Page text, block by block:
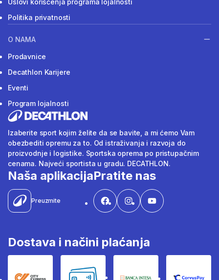
Uslovi korišćenja programa lojalnosti
Politika privatnosti
O NAMA
Prodavnice
Decathlon Karijere
Eventi
Program lojalnosti
Izaberite sport kojim želite da se bavite, a mi ćemo Vam
obezbediti opremu za to. Od istraživanja i razvoja do
proizvodnje i logistike. Sportska oprema po pristupačnim
cenama. Najveći sportista u gradu. DECATHLON.
Naša aplikacija
Preuzmite
Pratite nas
Dostava i načini plaćanja